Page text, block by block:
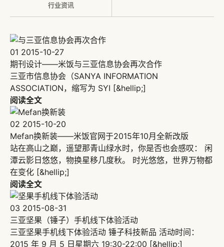
行业资讯
01 2015-10-27
期刊设计——米饭与三亚信息协会再次合作
三亚市信息协会（SANYA INFORMATION
ASSOCIATION，缩写为 SYI [&hellip;]
阅读全文
02 2015-10-20
Mefan换新装——米饭官网于2015年10月全新改版
站在高山之巅，遥望那青山绿水时，你是否也会感叹： 闲
潭云影日悠悠，物换星移几度秋。 时光悠悠，世界万物都
在变化 [&hellip;]
阅读全文
03 2015-08-31
三亚坚果（锤子）手机线下体验活动
三亚坚果手机线下体验活动 锤子科技新品 活动时间：
2015 年 9 月 5 日星期六 19:30-22:00 [&hellip;]